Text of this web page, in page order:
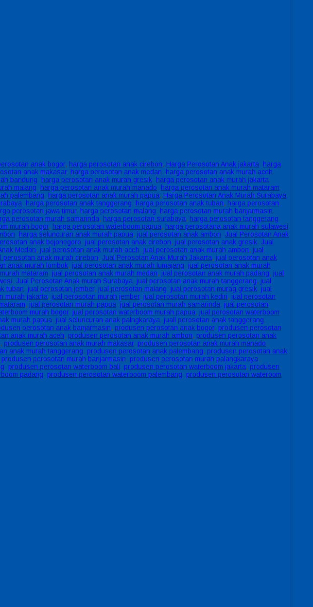
anak bogor, harga perosotan anak cirebon, Harga Perosotan Anak jakarta, harga
anak makasar, harga perosotan anak medan, harga perosotan anak murah aceh,
bandung, harga perosotan anak murah gresik, harga perosotan anak murah jakarta,
malang, harga perosotan anak murah manado, harga perosotan anak murah mataram,
palembang, harga perosotan anak murah papua, Harga Perosotan Anak Murah Surabaya,
, harga perosotan anak tanggerang, harga perosotan anak tuban, harga perosotan
perosotan jawa timur, harga perosotan malang, harga perosotan murah banjarmasin,
perosotan murah samarinda, harga perosotan surabaya, harga perosotan tanggerang,
murah bogor, harga perosotan waterboom papua, harga perosotana anak murah sulawesi,
, harga seluncuran anak murah papua, jual perosotan anak ambon, Jual Perosotan Anak
anak bojonegoro, jual perosotan anak cirebon, jual perosotan anak gresik, Jual
Medan, jual perosotan anak murah aceh, jual perosotan anak murah ambon, jual
perosotan anak murah cirebon, Jual Perosotan Anak Murah Jakarta, jual perosotan anak
anak murah lombok, jual perosotan anak murah lumajang, jual perosotan anak murah
mataram, jual perosotan anak murah medan, jual perosotan anak murah padang, jual
, Jual Perosotan Anak murah Surabaya, jual perosotan anak murah tanggerang, jual
tuban, jual perosotan jember, jual perosotan malang, jual perosotan murag gresik, jual
murah jakarta, jual perosotan murah jember, jual perosotan murah kediri, jual perosotan
, jual perosotan murah papua, jual perosotan murah samarinda, jual perosotan
murah bogor, jual perosotan waterboom murah papua, jual perosotan waterboom
murah papua, jual seluncuran anak palngkaraya, juall perosotan anak tanggerang,
perosotan anak banjarmasin, produsen perosotan anak bogor, produsen perosotan
anak murah aceh, produsen perosotan anak murah ambon, produsen perosotan anak
, produsen perosotan anak murah makasar, produsen perosotan anak murah manado,
anak murah tanggerang, produsen perosotan anak palembang, produsen perosotan anak
produsen perosotan murah banjarmasin, produsen perosotan murah palangkaraya,
, produsen perosotan waterboom bali, produsen perosotan waterboom jakarta, produsen
padang, produsen perosotan waterboom palembang, produsen perosotan wateroom